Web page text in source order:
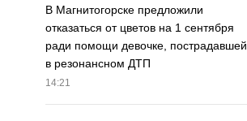
В Магнитогорске предложили
отказаться от цветов на 1 сентября
ради помощи девочке, пострадавшей
в резонансном ДТП
14:21